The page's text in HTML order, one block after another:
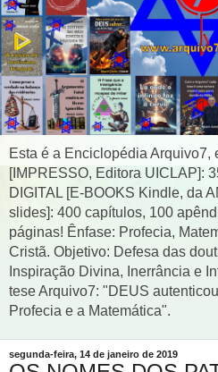
Esta é a Enciclopédia Arquivo7,
[IMPRESSO, Editora UICLAP]:
DIGITAL [E-BOOKS Kindle, da
slides]: 400 capítulos, 100
páginas! Ênfase: Profecia,
Cristã. Objetivo: Defesa das
Inspiração Divina, Inerrância e
tese Arquivo7: "DEUS
Profecia e a Matemática".
segunda-feira, 14 de janeiro de 2019